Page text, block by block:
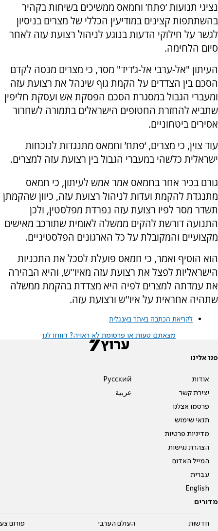
נציגי תנועות ‘פתח’ וחמאס ממשיכים בשיחות בקהיר
בהשתתפות קצינים במודיעין הכללי של מצרים בניסיון
לגשר על חילוקי הדעות בנוגע לניהול רצועת עזה לאחר
סיום הלחימה.
העיתון "אל-ערבי אל-ג’דיד" מסר, כי מצרים מנסה לקדם
הסכם בין הצדדים על הקמת גוף שינהל את רצועת עזה
ומעברי הגבול במסגרת הסכם הפסקת אש ועסקת חליפין
שתביא להחזרת החטופים הישראלים בתמורה לשחרור
אסירים ביטחוניים.
עוד צוין, כי מצרים, ‘פתח’ וחמאס מתנגדות לנוכחות
ישראלית כלשהי במעברי הגבול בין רצועת עזה למצרים.
גורם בכיר אחר בחמאס אמר אמש לעיתון, כי חמאס
מתנגדת להקמת ועדות לניהול רצועת עזה, כיוון שהקמתן
תשדר מסר לפיו רצועת עזה נפרדת מפלסטין, ולכן
התנועה דורשת להקים ממשלה לאומית שתורכב מאישים
מקצועיים והמקובלת על כל הארגונים הפלסטיניים.
הוא הוסיף ואמר, כי חמאס פועלת לסכל את התכניות
הישראליות לפצל את רצועת עזה מאיו"ש, והיא הבהירה
את עמדתה למצרים לפיה היא מצדדת בהקמת ממשלה
שתהיה אחראית על איו"ש ורצועת עזה.
לקריאת הכתבה באתר באנגלית
מצאתם טעות או פרסומת לא ראויה? דווחו לנו
פנו אלינו
אודות
יצירת קשר
פרסמו אצלנו
תנאי שימוש
מדיניות פרטיות
הצהרת נגישות
המייל האדום
עברית
English
Pусский
عربية
מדורים
חדשות העולם הערבי פורום